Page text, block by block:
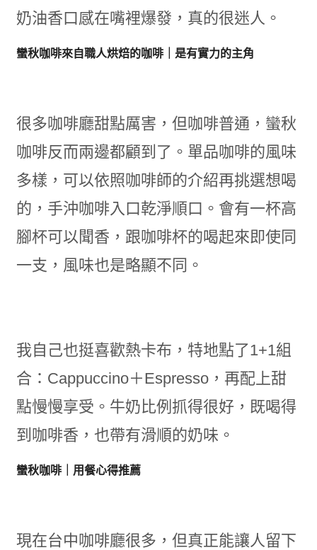
奶油香口感在嘴裡爆發，真的很迷人。
蠻秋咖啡來自職人烘焙的咖啡｜是有實力的主角
很多咖啡廳甜點厲害，但咖啡普通，蠻秋
咖啡反而兩邊都顧到了。單品咖啡的風味
多樣，可以依照咖啡師的介紹再挑選想喝
的，手沖咖啡入口乾淨順口。會有一杯高
腳杯可以聞香，跟咖啡杯的喝起來即使同
一支，風味也是略顯不同。
我自己也挺喜歡熱卡布，特地點了1+1組
合：Cappuccino＋Espresso，再配上甜
點慢慢享受。牛奶比例抓得很好，既喝得
到咖啡香，也帶有滑順的奶味。
蠻秋咖啡｜用餐心得推薦
現在台中咖啡廳很多，但真正能讓人留下